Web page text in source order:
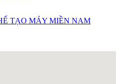
TẠO MÁY MIỀN NAM